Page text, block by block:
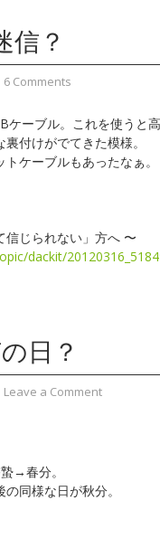
信？
6 Comments
ケーブル。これを使うと
付けがでてきた模様。
ケーブルもあったなぁ。
信じられない」方へ 〜
dackit/
日？
Leave a Comment
→春分。
同様な日が秋分。